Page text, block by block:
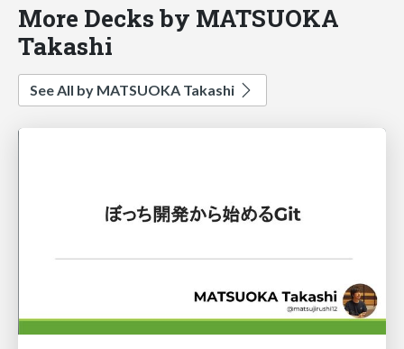
More Decks by MATSUOKA
Takashi
See All by MATSUOKA Takashi